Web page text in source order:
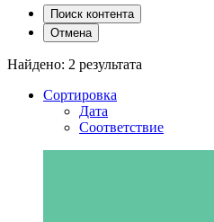
Поиск контента
Отмена
Найдено: 2 результата
Сортировка
Дата
Соответствие